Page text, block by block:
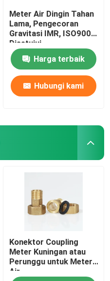
Meter Air Dingin Tahan
Lama, Pengecoran
Gravitasi IMR, ISO9001
Disetujui
Harga terbaik
Hubungi kami
Konektor Coupling
Meter Kuningan atau
Perunggu untuk Meter
Air